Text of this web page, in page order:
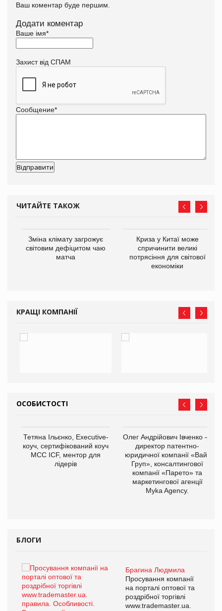
Ваш коментар буде першим.
Додати коментар
Ваше імя*
Захист від СПАМ
Сообщение*
ЧИТАЙТЕ ТАКОЖ
Зміна клімату загрожує
світовим дефіцитом чаю
матча
Криза у Китаї може
спричинити великі
потрясіння для світової
економіки
КРАЩІ КОМПАНІЇ
ОСОБИСТОСТІ
Тетяна Ільєнко, Executive-
коуч, сертифікований коуч
МСС ICF, ментор для
лідерів
Олег Андрійович Івченко —
директор патентно-
юридичної компанії «Вайз
Груп», консалтингової
компанії «Парето» та
маркетингової агенції
Myka Agency.
БЛОГИ
Брагина Людмила
Просування компанії
на порталі оптової та
роздрібної торгівлі
www.trademaster.ua.